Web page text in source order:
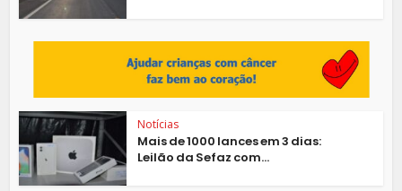
Notícias
Mais de 1000 lances em 3 dias:
Leilão da Sefaz com...